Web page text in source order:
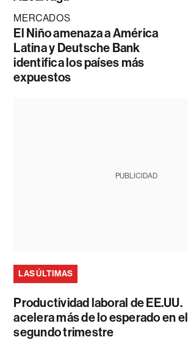
MERCADOS
El Niño amenaza a América
Latina y Deutsche Bank
identifica los países más
expuestos
PUBLICIDAD
LAS ÚLTIMAS
Productividad laboral de EE.UU.
acelera más de lo esperado en el
segundo trimestre